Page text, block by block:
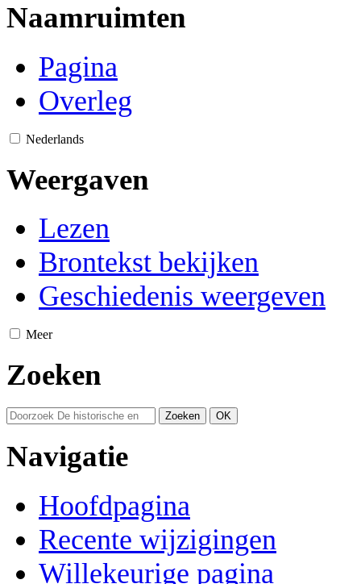
Naamruimten
Pagina
Overleg
Nederlands
Weergaven
Lezen
Brontekst bekijken
Geschiedenis weergeven
Meer
Zoeken
Navigatie
Hoofdpagina
Recente wijzigingen
Willekeurige pagina